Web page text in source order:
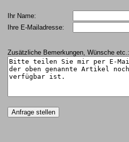
Ihr Name:
Ihre E-Mailadresse:
Zusätzliche Bemerkungen, Wünsche etc.: